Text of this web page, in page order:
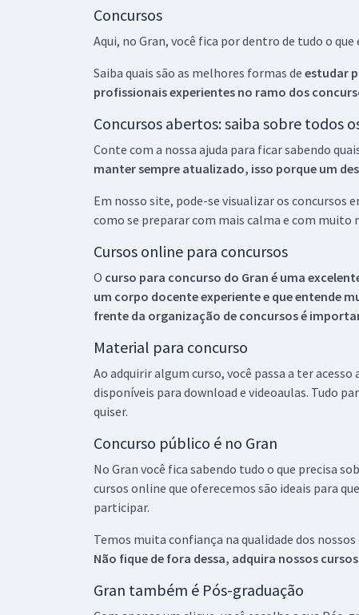
Concursos
Aqui, no Gran, você fica por dentro de tudo o
Saiba quais são as melhores formas de estudar
profissionais experientes no ramo dos
Concursos abertos: saiba sobre todos
Conte com a nossa ajuda para ficar sabendo
manter sempre atualizado, isso porque um
Em nosso site, pode-se visualizar os concursos
como se preparar com mais calma e com muito
Cursos online para concursos
O curso para concurso do Gran é uma
um corpo docente experiente e que entende
frente da organização de concursos é
Material para concurso
Ao adquirir algum curso, você passa a ter
disponíveis para download e videoaulas. Tudo
quiser.
Concurso público é no Gran
No Gran você fica sabendo tudo o que precisa
cursos online que oferecemos são ideais para
participar.
Temos muita confiança na qualidade dos
Não fique de fora dessa, adquira nossos
Gran também é Pós-graduação